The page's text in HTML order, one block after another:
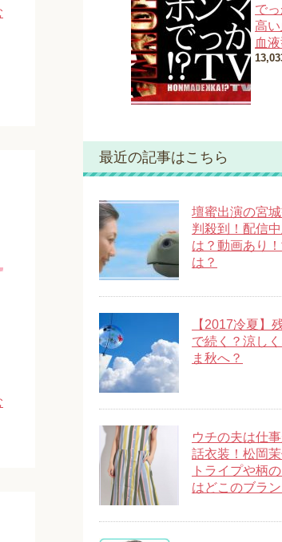
で
高
血
最近の記事はこちら
壇蜜出演の宮
判殺到！配信
は？動画あり
は？
【2017冷夏】
で続く？涼し
ま秋へ？
ウチの夫は仕
話衣装！松岡
トライプや柄
はどこのブラン